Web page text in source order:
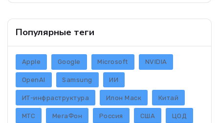
Популярные теги
Apple Google Microsoft NVIDIA
OpenAI Samsung ИИ
ИТ-инфраструктура Илон Маск Китай
МТС МегаФон Россия США ЦОД